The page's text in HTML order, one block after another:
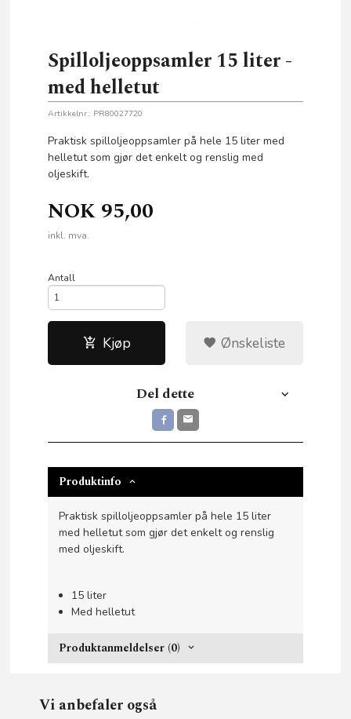
Spilloljeoppsamler 15 liter -
med helletut
Artikkelnr.: PR80027720
Praktisk spilloljeoppsamler på hele 15 liter med
helletut som gjør det enkelt og renslig med
oljeskift.
NOK 95,00
inkl. mva.
Antall
Kjøp Ønskeliste
Del dette
Produktinfo
Praktisk spilloljeoppsamler på hele 15 liter
med helletut som gjør det enkelt og renslig
med oljeskift.
15 liter
Med helletut
Produktanmeldelser (0)
Vi anbefaler også